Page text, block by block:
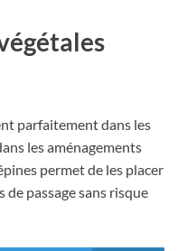
parfaitement dans les
les aménagements
permet de les placer
de passage sans risque